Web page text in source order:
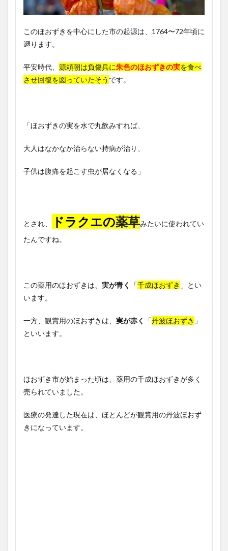
このほおずきを中心にした市の起源は、1764〜72年頃に
遡ります。
平安時代、 源頼朝は負傷兵に朱色のほおずきの実を食べ
させ回復を図っていたそう です。
「ほおずきの実を水で丸飲みすれば、
大人はなかなか治らない持病が治り、
子供は腹痛を起こす虫が居なくなる」
とされ、 ドラクエの薬草みたいに使われてい
たんですね。
この薬用のほおずきは、 実が青く 「千成ほおずき 」とい
います。
一方、観賞用のほおずきは、 実が赤く 「丹波ほおずき 」
といいます。
ほおずき市が始まった頃は、薬用の千成ほおずきが多く
売られていました。
医療の発達した現在は、ほとんどが観賞用の丹波ほおず
きになっています。